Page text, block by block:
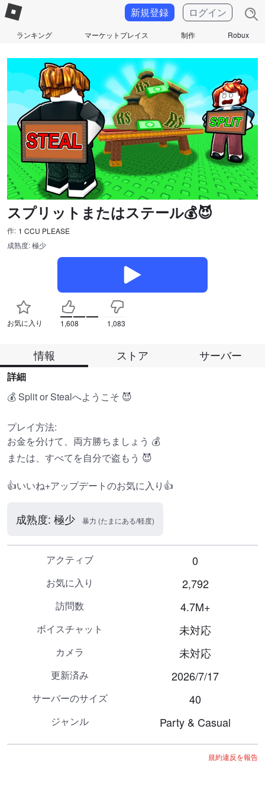
ランキング マーケットプレイス 制作 Robux
新規登録 ログイン
スプリットまたはステール💰😈
作: 1 CCU PLEASE
成熟度: 極少
お気に入り 1,608 1,083
情報 ストア サーバー
詳細
💰 Split or Stealへようこそ 😈
プレイ方法:
お金を分けて、両方勝ちましょう 💰
または、すべてを自分で盗もう 😈
👍いいね+アップデートのお気に入り👍
成熟度: 極少 暴力 (たまにある/軽度)
アクティブ 0
お気に入り 2,792
訪問数 4.7M+
ボイスチャット 未対応
カメラ 未対応
更新済み 2026/7/17
サーバーのサイズ 40
ジャンル Party & Casual
規約違反を報告